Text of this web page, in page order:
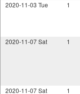
2020-11-03 Tue 1
2020-11-07 Sat 1
2020-11-07 Sat 1